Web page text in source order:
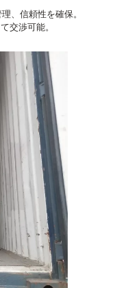
、信頼性を確保。
交渉可能。